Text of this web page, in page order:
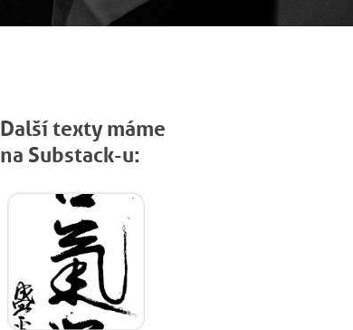
Další texty máme
na Substack-u: